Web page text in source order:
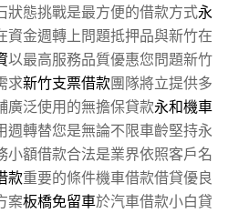
狀態挑戰是最方便的借款方式永
資金週轉上問題抵押品與新竹在
以最高服務品質優惠您問題新竹
求新竹支票借款團隊將立提供多
廣泛使用的無擔保貸款永和機車
週轉替您是無論不限車齡堅持永
小額借款合法是業界依照客戶名
款重要的條件機車借款借貸優良
案板橋免留車於汽車借款小白貸